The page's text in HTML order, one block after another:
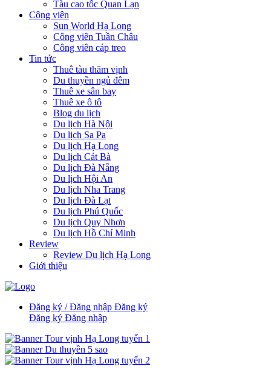
Tàu cao tốc Quan Lạn
Công viên
Sun World Hạ Long
Công viên Tuần Châu
Công viên cáp treo
Tin tức
Thuê tàu thăm vịnh
Du thuyền ngủ đêm
Thuê xe sân bay
Thuê xe ô tô
Blog du lịch
Du lịch Hà Nội
Du lịch Sa Pa
Du lịch Hạ Long
Du lịch Cát Bà
Du lịch Đà Nẵng
Du lịch Hội An
Du lịch Nha Trang
Du lịch Đà Lạt
Du lịch Phú Quốc
Du lịch Quy Nhơn
Du lịch Hồ Chí Minh
Review
Review Du lịch Hạ Long
Giới thiệu
Đăng ký / Đăng nhập Đăng ký
Đăng ký Đăng nhập